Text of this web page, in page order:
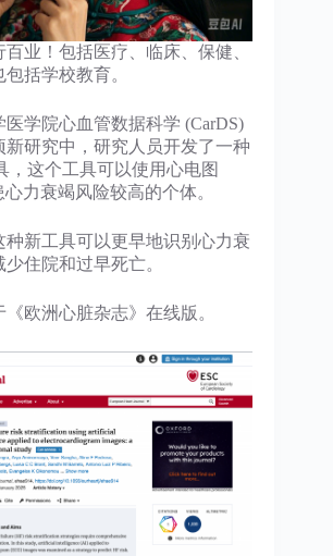
业！包括医疗、临床、保健、
括学校教育。
学院心血管数据科学 (CarDS)
新研究中，研究人员开发了一种
，这个工具可以使用心电图
力衰竭风险较高的个体。
种新工具可以更早地识别心力衰
住院和过早死亡。
欧洲心脏杂志》在线版。